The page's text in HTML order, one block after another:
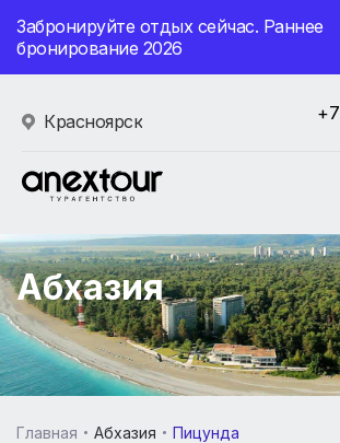
Забронируйте отдых сейчас. Раннее
бронирование 2026
Красноярск
Абхазия
Главная Абхазия Пицунда